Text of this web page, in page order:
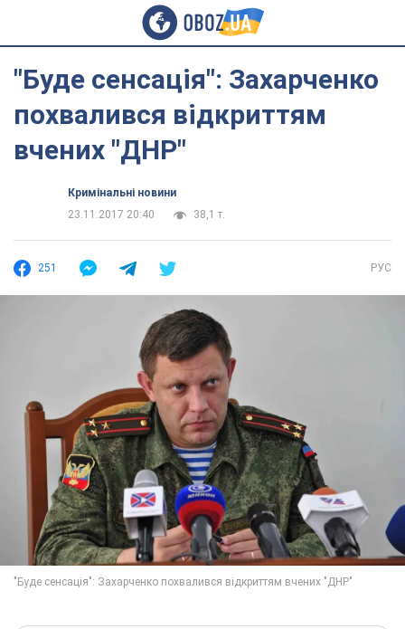
"Буде сенсація": Захарченко
похвалився відкриттям
вчених "ДНР"
Кримінальні новини
23.11.2017 20:40
38,1 т.
251 РУС